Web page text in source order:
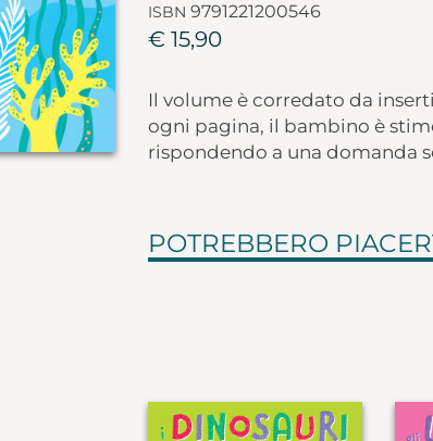
ISBN 9791221200546
€ 15,90
Il volume è corredato da
ogni pagina, il bambino è
rispondendo a una domanda
POTREBBERO